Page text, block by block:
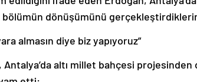
bölümün dönüşümünü
etti: